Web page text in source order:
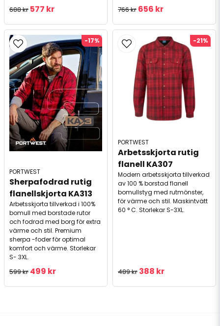
688 kr 577 kr 766 kr 656 kr
PORTWEST
Sherpafodrad rutig
flanellskjorta KA313
Arbetsskjorta tillverkad i 100%
bomull med borstade rutor
och fodrad med borg för extra
värme och stil. Premium
sherpa -foder för optimal
komfort och värme. Storlekar
S- 3XL.
599 kr 499 kr
-17%
PORTWEST
Arbetsskjorta rutig
flanell KA307
Modern arbetsskjorta tillverkad
av 100 % borstad flanell
bomullstyg med rutmönster,
för värme och stil. Maskintvätt
60 ° C. Storlekar S-3XL.
489 kr 388 kr
-21%